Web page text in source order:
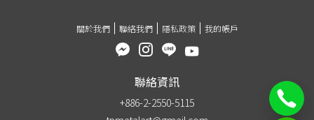
關於我們 聯絡我們 隱私政策 我的帳戶
聯絡資訊
+886-2-2550-5115